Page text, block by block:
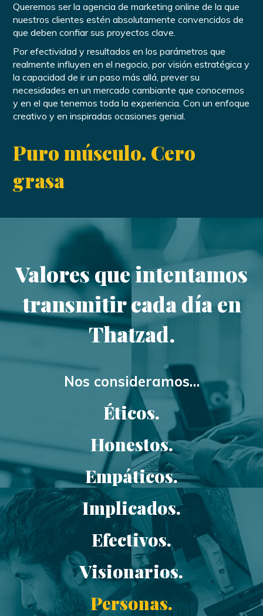
Queremos ser la agencia de marketing online de la que
nuestros clientes estén absolutamente convencidos de
que deben confiar sus proyectos clave.
Por efectividad y resultados en los parámetros que
realmente influyen en el negocio, por visión estratégica y
la capacidad de ir un paso más allá, prever su
necesidades en un mercado cambiante que conocemos
y en el que tenemos toda la experiencia. Con un enfoque
creativo y en inspiradas ocasiones genial.
Puro músculo. Cero
grasa
Valoresque intentamos
transmitir cada día en
Thatzad.
Nos consideramos…
Éticos.
Honestos.
Empáticos.
Implicados.
Efectivos.
Visionarios.
Personas.